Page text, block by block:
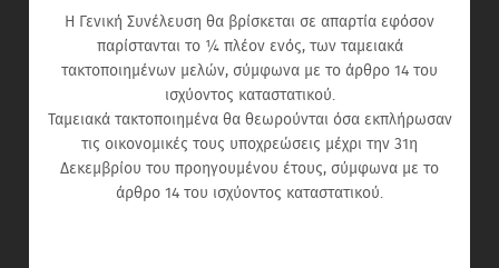
Η Γενική Συνέλευση θα βρίσκεται σε απαρτία εφόσον
παρίστανται το ¼ πλέον ενός, των ταμειακά
τακτοποιημένων μελών, σύμφωνα με το άρθρο 14 του
ισχύοντος καταστατικού.
Ταμειακά τακτοποιημένα θα θεωρούνται όσα εκπλήρωσαν
τις οικονομικές τους υποχρεώσεις μέχρι την 31η
Δεκεμβρίου του προηγουμένου έτους, σύμφωνα με το
άρθρο 14 του ισχύοντος καταστατικού.